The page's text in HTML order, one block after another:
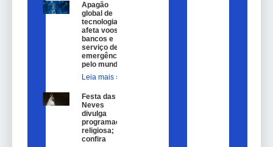
Apagão
global de
tecnologia
afeta voos,
bancos e
serviço de
emergência
pelo mundo
Leia mais »
Festa das
Neves
divulga
programação
religiosa;
confira